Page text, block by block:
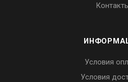
Условия
Условия